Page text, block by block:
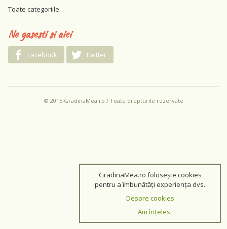
Toate categoriile
Ne gasesti si aici
Facebook Twitter
© 2015 GradinaMea.ro / Toate drepturile rezervate
GradinaMea.ro folosește cookies
pentru a îmbunătăți experiența dvs.
Despre cookies
Am înțeles